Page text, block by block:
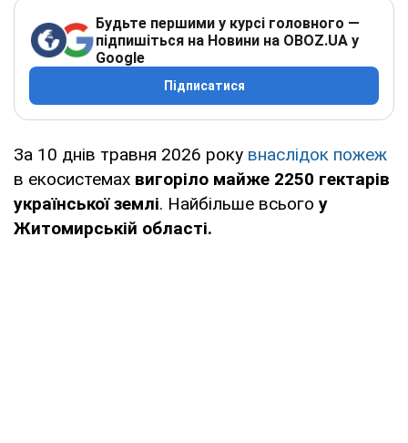
Будьте першими у курсі головного —
підпишіться на Новини на OBOZ.UA у
Google
Підписатися
За 10 днів травня 2026 року внаслідок пожеж
в екосистемах вигоріло майже 2250 гектарів
української землі. Найбільше всього у
Житомирській області.